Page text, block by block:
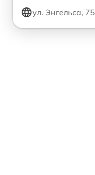
ул. Энгельса, 75